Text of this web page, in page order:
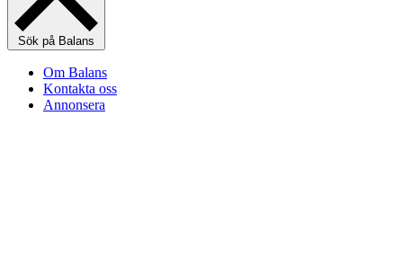
Sök på Balans
Om Balans
Kontakta oss
Annonsera